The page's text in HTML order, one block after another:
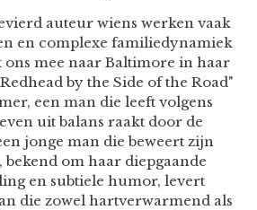
auteur wiens werken vaak
en complexe familiedynamiek
mee naar Baltimore in haar
by the Side of the Road"
een man die leeft volgens
uit balans raakt door de
jonge man die beweert zijn
om haar diepgaande
en subtiele humor, levert
die zowel hartverwarmend als